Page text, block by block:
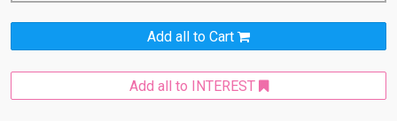
Add all to Cart
Add all to INTEREST